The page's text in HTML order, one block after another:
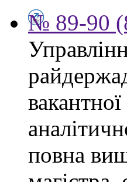
№ 89-90
повна